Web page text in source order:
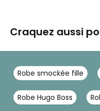
Craquez aussi
Robe smockée fille
Robe Hugo Boss